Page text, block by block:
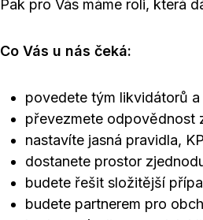
Pak pro Vás máme roli, která
Co Vás u nás čeká:
povedete tým likvidátorů
převezmete odpovědnost
nastavíte jasná pravidla,
dostanete prostor
budete řešit složitější
budete partnerem pro